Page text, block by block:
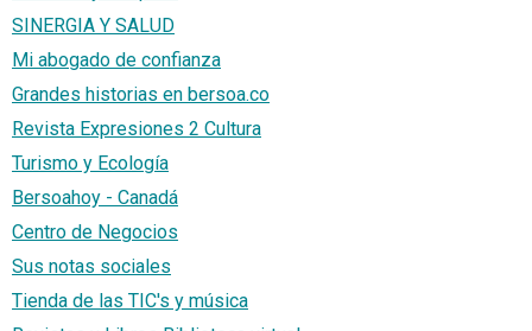
SINERGIA Y SALUD
Mi abogado de confianza
Grandes historias en bersoa.co
Revista Expresiones 2 Cultura
Turismo y Ecología
Bersoahoy - Canadá
Centro de Negocios
Sus notas sociales
Tienda de las TIC's y música